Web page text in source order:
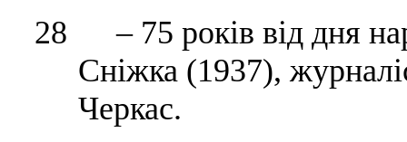
28 – 75 років від дня
Сніжка (1937),
Черкас.